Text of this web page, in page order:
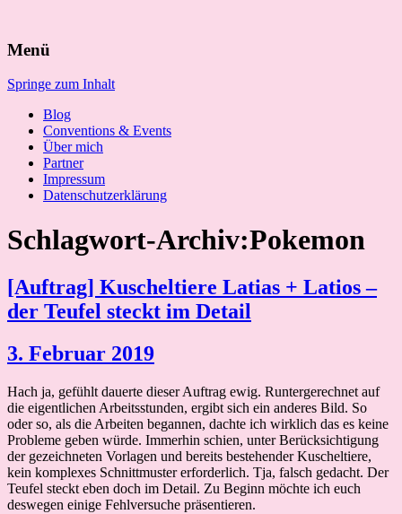
nach:
Menü
Springe zum Inhalt
Blog
Conventions & Events
Über mich
Partner
Impressum
Datenschutzerklärung
Schlagwort-Archiv:Pokemon
[Auftrag] Kuscheltiere Latias + Latios –
der Teufel steckt im Detail
3. Februar 2019
Hach ja, gefühlt dauerte dieser Auftrag ewig. Runtergerechnet auf
die eigentlichen Arbeitsstunden, ergibt sich ein anderes Bild. So
oder so, als die Arbeiten begannen, dachte ich wirklich das es keine
Probleme geben würde. Immerhin schien, unter Berücksichtigung
der gezeichneten Vorlagen und bereits bestehender Kuscheltiere,
kein komplexes Schnittmuster erforderlich. Tja, falsch gedacht. Der
Teufel steckt eben doch im Detail. Zu Beginn möchte ich euch
deswegen einige Fehlversuche präsentieren.